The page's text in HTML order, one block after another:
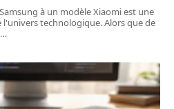
à un modèle Xiaomi est une
technologique. Alors que de
…